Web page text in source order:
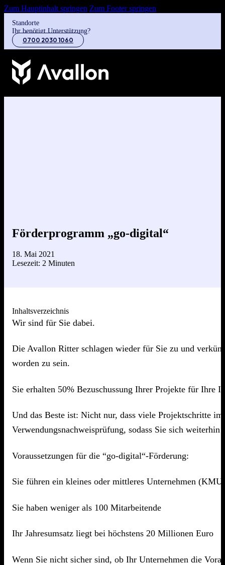
Zum Hauptinhalt springen Zum Footer springen
Standorte
Ihr benötigt Unterstützung?
0700 2030 1060
Förderprogramm „go-digital“
18. Mai 2021
Lesezeit: 2 Minuten
Inhaltsverzeichnis
Wir sind für Sie dabei.
Die Avallon Ritter schlagen wieder für Sie zu und
worden zu sein.
Sie erhalten 50% Bezuschussung Ihrer Projekte für Ihre
Und das Beste ist: Nicht nur, dass viele Projektschritte
Verwendungsnachweisprüfung, sodass Sie sich
Voraussetzungen für die “go-digital“-Förderung:
Sie führen ein kleines oder mittleres Unternehmen
Sie haben weniger als 100 Mitarbeitende
Ihr Jahresumsatz liegt bei höchstens 20 Millionen Euro
Wenn Sie nicht sicher sind, ob Ihr Unternehmen die